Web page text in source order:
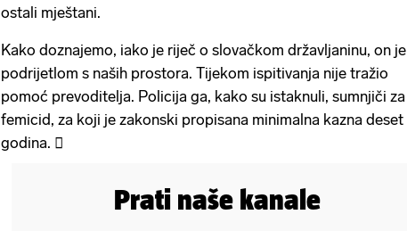
ostali mještani.
Kako doznajemo, iako je riječ o slovačkom državljaninu, on je
podrijetlom s naših prostora. Tijekom ispitivanja nije tražio
pomoć prevoditelja. Policija ga, kako su istaknuli, sumnjiči za
femicid, za koji je zakonski propisana minimalna kazna deset
godina. 
Prati naše kanale